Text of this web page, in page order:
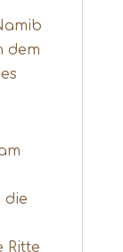
dem
die
Ritte